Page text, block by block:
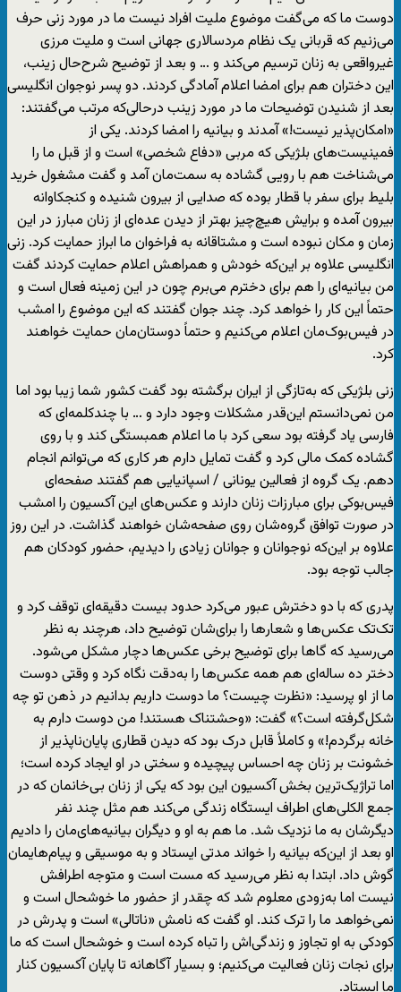
دوست ما که می‌گفت موضوع ملیت افراد نیست ما در مورد زنی حرف
می‌زنیم که قربانی یک نظام مردسالاری جهانی است و ملیت مرزی
غیرواقعی به زنان ترسیم می‌کند و … و بعد از توضیح شرح‌حال زینب،
این دختران هم برای امضا اعلام آمادگی کردند. دو پسر نوجوان انگلیسی
بعد از شنیدن توضیحات ما در مورد زینب درحالی‌که مرتب می‌گفتند:
«امکان‌پذیر نیست!» آمدند و بیانیه را امضا کردند. یکی از
فمینیست‌های بلژیکی که مربی «دفاع شخصی» است و از قبل ما را
می‌شناخت هم با رویی گشاده به سمت‌مان آمد و گفت مشغول خرید
بلیط برای سفر با قطار بوده که صدایی از بیرون شنیده و کنجکاوانه
بیرون آمده و برایش هیچ‌چیز بهتر از دیدن عده‌ای از زنان مبارز در این
زمان و مکان نبوده است و مشتاقانه به فراخوان ما ابراز حمایت کرد. زنی
انگلیسی علاوه بر این‌که خودش و همراهش اعلام حمایت کردند گفت
من بیانیه‌ای را هم برای دخترم می‌برم چون در این زمینه فعال است و
حتماً این کار را خواهد کرد. چند جوان گفتند که این موضوع را امشب
در فیس‌بوک‌مان اعلام می‌کنیم و حتماً دوستان‌مان حمایت خواهند
کرد.
زنی بلژیکی که به‌تازگی از ایران برگشته بود گفت کشور شما زیبا بود اما
من نمی‌دانستم این‌قدر مشکلات وجود دارد و … با چندکلمه‌ای که
فارسی یاد گرفته بود سعی کرد با ما اعلام همبستگی کند و با روی
گشاده کمک مالی کرد و گفت تمایل دارم هر کاری که می‌توانم انجام
دهم. یک گروه از فعالین یونانی / اسپانیایی هم گفتند صفحه‌ای
فیس‌بوکی برای مبارزات زنان دارند و عکس‌های این آکسیون را امشب
در صورت توافق گروه‌شان روی صفحه‌شان خواهند گذاشت. در این روز
علاوه بر این‌که نوجوانان و جوانان زیادی را دیدیم، حضور کودکان هم
جالب توجه بود.
پدری که با دو دخترش عبور می‌کرد حدود بیست دقیقه‌ای توقف کرد و
تک‌تک عکس‌ها و شعارها را برای‌شان توضیح داد، هرچند به نظر
می‌رسید که گاها برای توضیح برخی عکس‌ها دچار مشکل می‌شود.
دختر ده ساله‌ای هم همه عکس‌ها را به‌دقت نگاه کرد و وقتی دوست
ما از او پرسید: «نظرت چیست؟ ما دوست داریم بدانیم در ذهن تو چه
شکل‌گرفته است؟» گفت: «وحشتناک هستند! من دوست دارم به
خانه برگردم!» و کاملاً قابل درک بود که دیدن قطاری پایان‌ناپذیر از
خشونت بر زنان چه احساس پیچیده و سختی در او ایجاد کرده است؛
اما تراژیک‌ترین بخش آکسیون این بود که یکی از زنان بی‌خانمان که در
جمع الکلی‌های اطراف ایستگاه زندگی می‌کند هم مثل چند نفر
دیگرشان به ما نزدیک شد. ما هم به او و دیگران بیانیه‌های‌مان را دادیم
او بعد از این‌که بیانیه را خواند مدتی ایستاد و به موسیقی و پیام‌هایمان
گوش داد. ابتدا به نظر می‌رسید که مست است و متوجه اطرافش
نیست اما به‌زودی معلوم شد که چقدر از حضور ما خوشحال است و
نمی‌خواهد ما را ترک کند. او گفت که نامش «ناتالی» است و پدرش در
کودکی به او تجاوز و زندگی‌اش را تباه کرده است و خوشحال است که ما
برای نجات زنان فعالیت می‌کنیم؛ و بسیار آگاهانه تا پایان آکسیون کنار